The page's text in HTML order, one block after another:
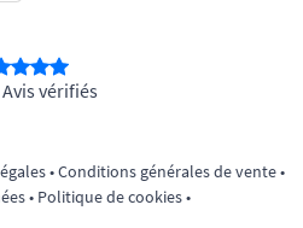
vérifiés
•Conditions générales de vente•
• Politique de cookies•